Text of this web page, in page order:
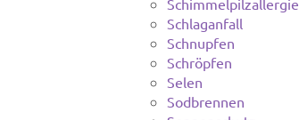
Schimmelpilzallergie
Schlaganfall
Schnupfen
Schröpfen
Selen
Sodbrennen